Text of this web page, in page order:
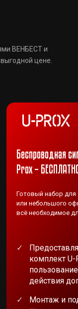
ВЕНБЕСТ и
цене.
Беспроводная
Prox –
Готовый набор
или небольшого
всё необходимое
комплект
действия
Монтаж и